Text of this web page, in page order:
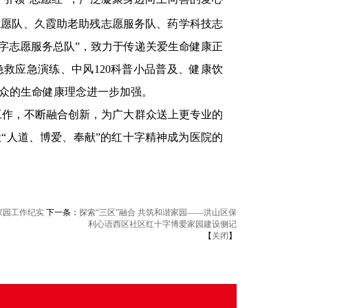
队、久霞助老助残志愿服务队、药学科技志
志愿服务总队”，致力于传递关爱生命健康正
应急演练、中风120科普小品普及、健康饮
的生命健康理念进一步加强。
，不断融合创新，为广大群众送上更专业的
道、博爱、奉献”的红十字精神成为医院的
工作纪实 下一条： 探索“三区”融合 共筑和谐家园——洪山区保
利心语西区社区红十字博爱家园建设侧记
【 关闭 】